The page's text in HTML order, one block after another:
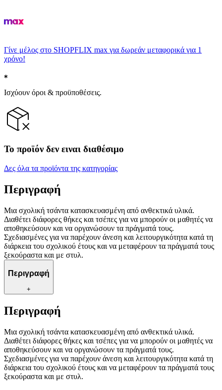
Γίνε μέλος στο SHOPFLIX max για δωρεάν μεταφορικά για 1
χρόνο!
Ισχύουν όροι & προϋποθέσεις.
Το προϊόν δεν ειναι διαθέσιμο
Δες όλα τα προϊόντα της κατηγορίας
Περιγραφή
Μια σχολική τσάντα κατασκευασμένη από ανθεκτικά υλικά.
Διαθέτει διάφορες θήκες και τσέπες για να μπορούν οι μαθητές να
αποθηκεύσουν και να οργανώσουν τα πράγματά τους.
Σχεδιασμένες για να παρέχουν άνεση και λειτουργικότητα κατά τη
διάρκεια του σχολικού έτους και να μεταφέρουν τα πράγματά τους
ξεκούραστα και με στυλ.
Περιγραφή
+
Περιγραφή
Μια σχολική τσάντα κατασκευασμένη από ανθεκτικά υλικά.
Διαθέτει διάφορες θήκες και τσέπες για να μπορούν οι μαθητές να
αποθηκεύσουν και να οργανώσουν τα πράγματά τους.
Σχεδιασμένες για να παρέχουν άνεση και λειτουργικότητα κατά τη
διάρκεια του σχολικού έτους και να μεταφέρουν τα πράγματά τους
ξεκούραστα και με στυλ.